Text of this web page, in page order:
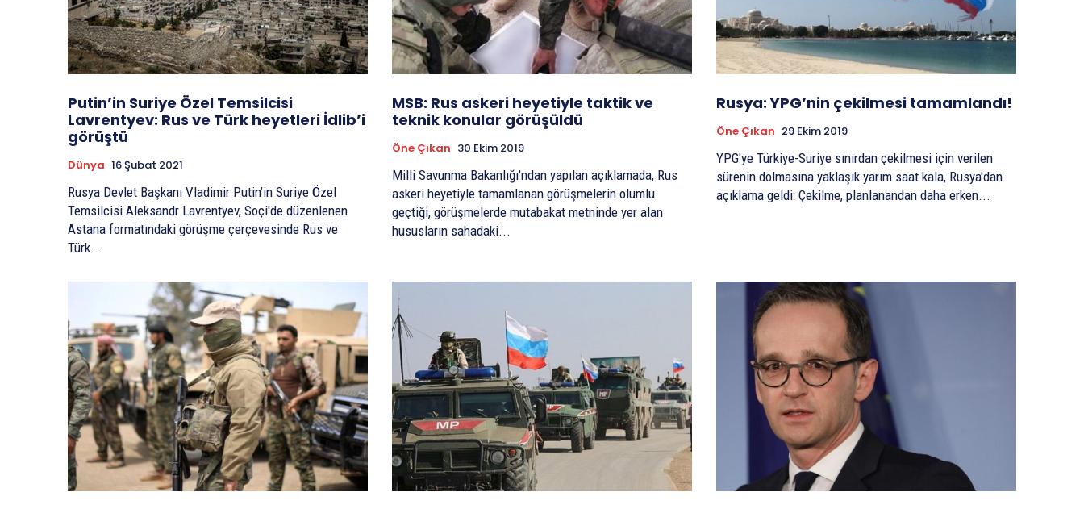
Putin’in Suriye Özel Temsilcisi
Lavrentyev: Rus ve Türk heyetleri İdlib’i
görüştü
Dünya 16 Şubat 2021
Rusya Devlet Başkanı Vladimir Putin’in Suriye Özel
Temsilcisi Aleksandr Lavrentyev, Soçi'de düzenlenen
Astana formatındaki görüşme çerçevesinde Rus ve
Türk...
MSB: Rus askeri heyetiyle taktik ve
teknik konular görüşüldü
Öne Çıkan 30 Ekim 2019
Milli Savunma Bakanlığı'ndan yapılan açıklamada, Rus
askeri heyetiyle tamamlanan görüşmelerin olumlu
geçtiği, görüşmelerde mutabakat metninde yer alan
hususların sahadaki...
Rusya: YPG’nin çekilmesi tamamlandı!
Öne Çıkan 29 Ekim 2019
YPG'ye Türkiye-Suriye sınırdan çekilmesi için verilen
sürenin dolmasına yaklaşık yarım saat kala, Rusya'dan
açıklama geldi: Çekilme, planlanandan daha erken...